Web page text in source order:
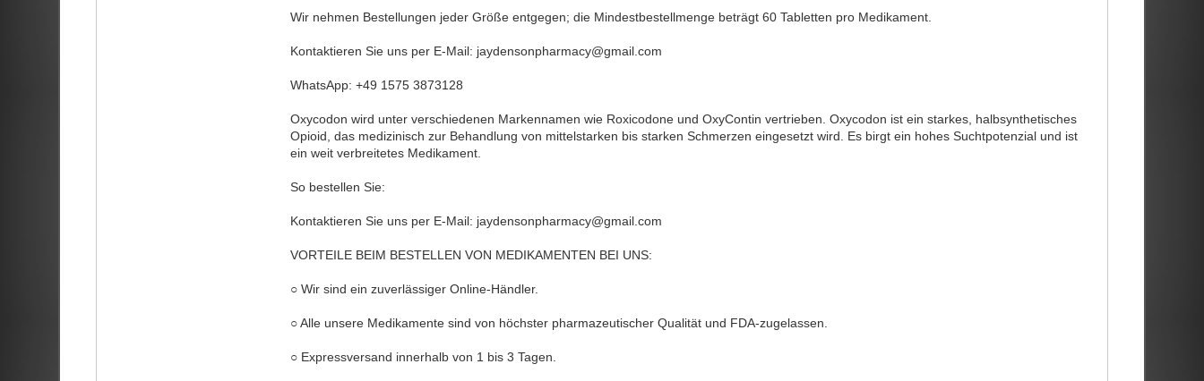
Wir nehmen Bestellungen jeder Größe entgegen; die Mindestbestellmenge beträgt 60 Tabletten pro Medikament.
Kontaktieren Sie uns per E-Mail: jaydensonpharmacy@gmail.com
WhatsApp: +49 1575 3873128
Oxycodon wird unter verschiedenen Markennamen wie Roxicodone und OxyContin vertrieben. Oxycodon ist ein starkes, halbsynthetisches
Opioid, das medizinisch zur Behandlung von mittelstarken bis starken Schmerzen eingesetzt wird. Es birgt ein hohes Suchtpotenzial und ist
ein weit verbreitetes Medikament.
So bestellen Sie:
Kontaktieren Sie uns per E-Mail: jaydensonpharmacy@gmail.com
VORTEILE BEIM BESTELLEN VON MEDIKAMENTEN BEI UNS:
○ Wir sind ein zuverlässiger Online-Händler.
○ Alle unsere Medikamente sind von höchster pharmazeutischer Qualität und FDA-zugelassen.
○ Expressversand innerhalb von 1 bis 3 Tagen.